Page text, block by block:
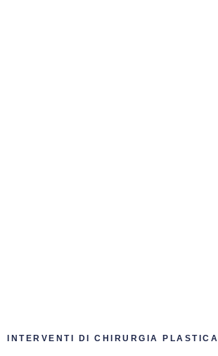
INTERVENTI DI CHIRURGIA PLASTICA